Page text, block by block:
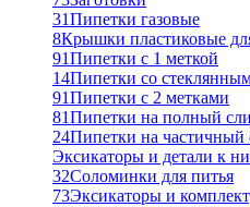
31Пипетки газовые
8Крышки пластиковые
91Пипетки с 1 меткой
14Пипетки со
91Пипетки с 2 метками
81Пипетки на полный
24Пипетки на частичный
Эксикаторы и детали к
32Соломинки для питья
73Эксикаторы и